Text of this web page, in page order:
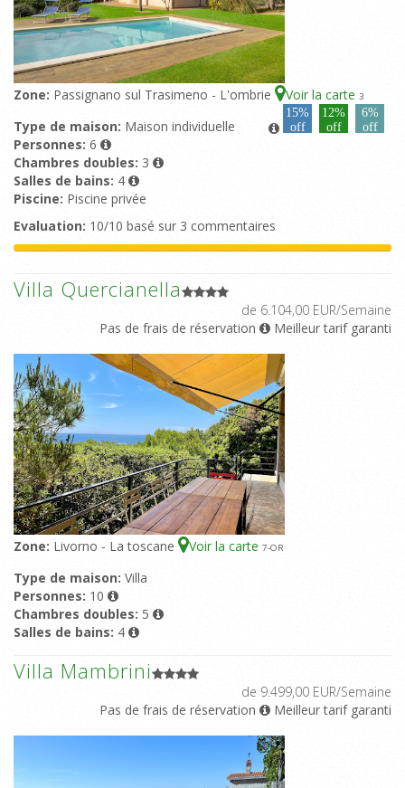
Zone: Passignano sul Trasimeno - L'ombrie Voir la carte 3
15%
off
12%
off
6%
off
Type de maison: Maison individuelle
Personnes: 6
Chambres doubles: 3
Salles de bains: 4
Piscine: Piscine privée
Evaluation: 10/10 basé sur 3 commentaires
Villa Quercianella
de 6.104,00 EUR/Semaine
Pas de frais de réservation
Meilleur tarif garanti
Zone: Livorno - La toscane Voir la carte 7-OR
Type de maison: Villa
Personnes: 10
Chambres doubles: 5
Salles de bains: 4
Villa Mambrini
de 9.499,00 EUR/Semaine
Pas de frais de réservation
Meilleur tarif garanti